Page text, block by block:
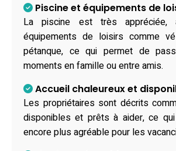
Piscine et équipements de
La piscine est très appréciée,
équipements de loisirs comme
pétanque, ce qui permet de
moments en famille ou entre amis.
Accueil chaleureux et
Les propriétaires sont décrits
disponibles et prêts à aider, ce
encore plus agréable pour les